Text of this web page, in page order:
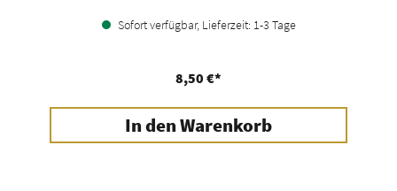
Sofort verfügbar, Lieferzeit: 1-3 Tage
8,50 €*
In den Warenkorb